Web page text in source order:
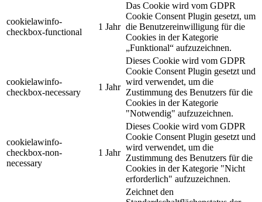
cookielawinfo-
checkbox-functional
1 Jahr
Das Cookie wird vom GDPR
Cookie Consent Plugin gesetzt, um
die Benutzereinwilligung für die
Cookies in der Kategorie
„Funktional“ aufzuzeichnen.
cookielawinfo-
checkbox-necessary
1 Jahr
Dieses Cookie wird vom GDPR
Cookie Consent Plugin gesetzt und
wird verwendet, um die
Zustimmung des Benutzers für die
Cookies in der Kategorie
"Notwendig" aufzuzeichnen.
cookielawinfo-
checkbox-non-
necessary
1 Jahr
Dieses Cookie wird vom GDPR
Cookie Consent Plugin gesetzt und
wird verwendet, um die
Zustimmung des Benutzers für die
Cookies in der Kategorie "Nicht
erforderlich" aufzuzeichnen.
Zeichnet den